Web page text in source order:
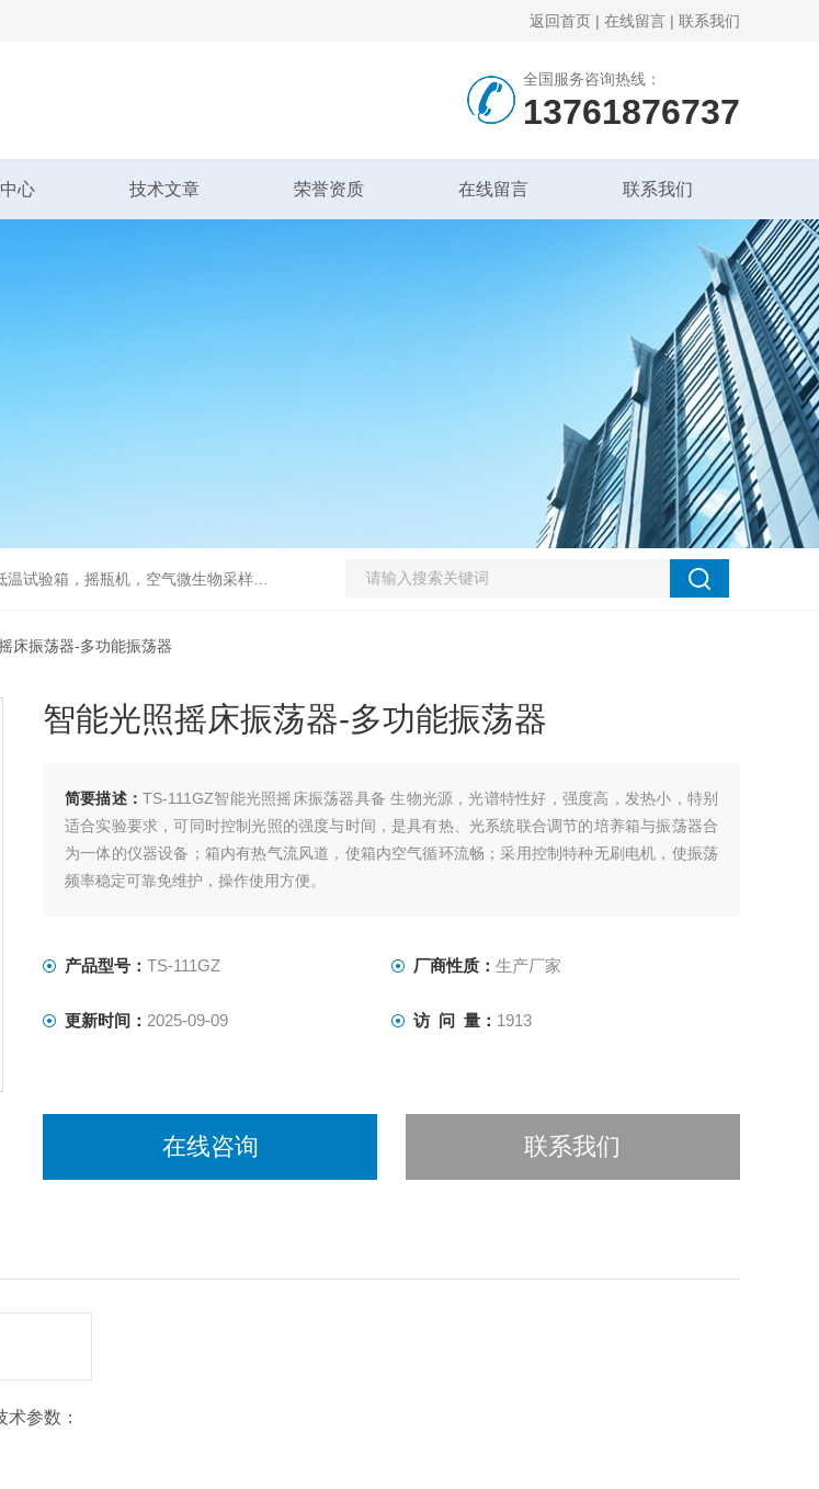
返回首页 | 在线留言 | 联系我们
全国服务咨询热线：
13761876737
心 技术文章 荣誉资质 在线留言 联系我们
摇瓶机，空气微生物采样器，水质采样器
床振荡器-多功能振荡器
智能光照摇床振荡器-多功能振荡器
简要描述：TS-111GZ智能光照摇床振荡器具备 生物光源，光谱特性好，强度高，发热小，特别
适合实验要求，可同时控制光照的强度与时间，是具有热、光系统联合调节的培养箱与振荡器合
为一体的仪器设备；箱内有热气流风道，使箱内空气循环流畅；采用控制特种无刷电机，使振荡
频率稳定可靠免维护，操作使用方便。
产品型号： TS-111GZ 厂商性质： 生产厂家
更新时间： 2025-09-09 访 问 量： 1913
在线咨询 联系我们
术参数：